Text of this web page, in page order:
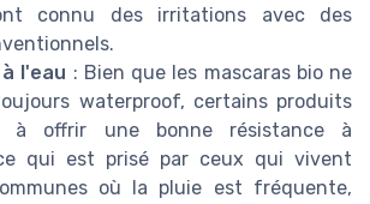
connu des irritations avec des
l'eau : Bien que les mascaras bio ne
waterproof, certains produits
à offrir une bonne résistance à
qui est prisé par ceux qui vivent
où la pluie est fréquente,